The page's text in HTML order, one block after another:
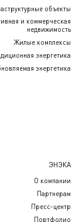
объекты
и коммерческая
недвижимость
Жилые комплексы
энергетика
энергетика
ЭНЭКА
О компании
Партнерам
Пресс-центр
Портфолио